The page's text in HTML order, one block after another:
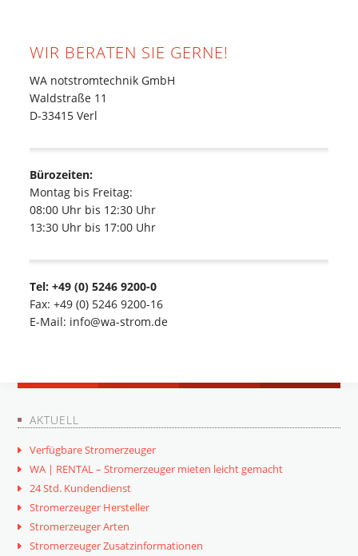
WIR BERATEN SIE GERNE!
WA notstromtechnik GmbH
Waldstraße 11
D-33415 Verl
Bürozeiten:
Montag bis Freitag:
08:00 Uhr bis 12:30 Uhr
13:30 Uhr bis 17:00 Uhr
Tel: +49 (0) 5246 9200-0
Fax: +49 (0) 5246 9200-16
E-Mail: info@wa-strom.de
AKTUELL
Verfügbare Stromerzeuger
WA | RENTAL – Stromerzeuger mieten leicht gemacht
24 Std. Kundendienst
Stromerzeuger Hersteller
Stromerzeuger Arten
Stromerzeuger Zusatzinformationen